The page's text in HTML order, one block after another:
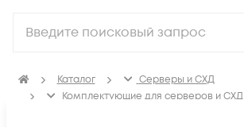
Каталог
Серверы и СХД
Комплектующие для серверов и СХД